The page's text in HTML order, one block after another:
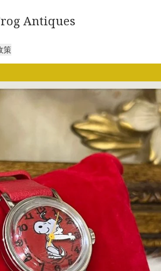
Antiques
策